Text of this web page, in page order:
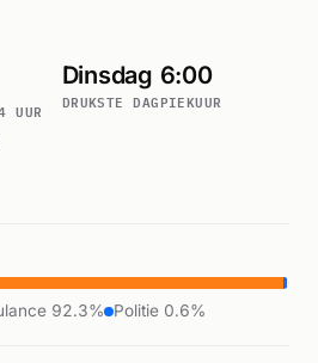
UUR
Dinsdag
DRUKSTE DAG
6:00
PIEKUUR
92.3% Politie 0.6%